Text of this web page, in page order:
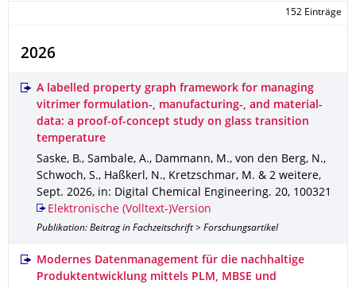
152 Einträge
2026
A labelled property graph framework for managing
vitrimer formulation-, manufacturing-, and material-
data: a proof-of-concept study on glass transition
temperature
Saske, B., Sambale, A., Dammann, M., von den Berg, N.,
Schwoch, S., Haßkerl, N., Kretzschmar, M. & 2 weitere,
Sept. 2026, in: Digital Chemical Engineering. 20, 100321
Elektronische (Volltext-)Version
Publikation: Beitrag in Fachzeitschrift > Forschungsartikel
Modernes Datenmanagement für die nachhaltige
Produktentwicklung mittels PLM, MBSE und